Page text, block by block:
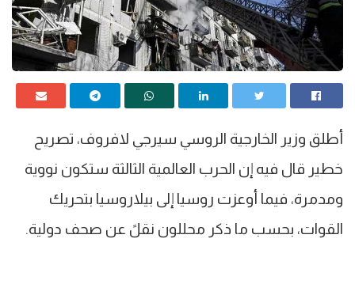
أطلق وزير الخارجية الروسي سيرجي لافروف، تصريح
خطير قال فيه إن الحرب العالمية الثالثة ستكون نووية
ومدمرة، فيما أوعزت روسيا إلى بيلاروسيا بتحريك
القوات، بحسب ما ذكر محللون نقلً عن صحف دولية.